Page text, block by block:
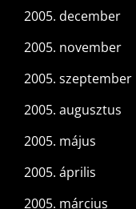
2005. december
2005. november
2005. szeptember
2005. augusztus
2005. május
2005. április
2005. március